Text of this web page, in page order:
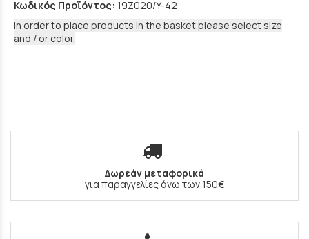
Κωδικός Προϊόντος: 19Z020/Y-42
In order to place products in the basket please select size
and / or color.
Δωρεάν μεταφορικά
για παραγγελίες άνω των 150€